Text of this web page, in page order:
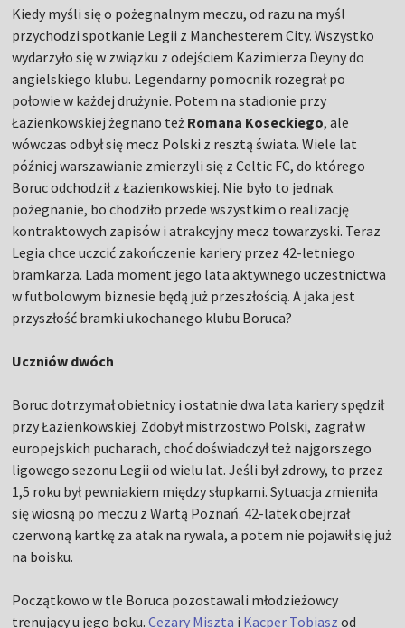
Kiedy myśli się o pożegnalnym meczu, od razu na myśl
przychodzi spotkanie Legii z Manchesterem City. Wszystko
wydarzyło się w związku z odejściem Kazimierza Deyny do
angielskiego klubu. Legendarny pomocnik rozegrał po
połowie w każdej drużynie. Potem na stadionie przy
Łazienkowskiej żegnano też Romana Koseckiego, ale
wówczas odbył się mecz Polski z resztą świata. Wiele lat
później warszawianie zmierzyli się z Celtic FC, do którego
Boruc odchodził z Łazienkowskiej. Nie było to jednak
pożegnanie, bo chodziło przede wszystkim o realizację
kontraktowych zapisów i atrakcyjny mecz towarzyski. Teraz
Legia chce uczcić zakończenie kariery przez 42-letniego
bramkarza. Lada moment jego lata aktywnego uczestnictwa
w futbolowym biznesie będą już przeszłością. A jaka jest
przyszłość bramki ukochanego klubu Boruca?
Uczniów dwóch
Boruc dotrzymał obietnicy i ostatnie dwa lata kariery spędził
przy Łazienkowskiej. Zdobył mistrzostwo Polski, zagrał w
europejskich pucharach, choć doświadczył też najgorszego
ligowego sezonu Legii od wielu lat. Jeśli był zdrowy, to przez
1,5 roku był pewniakiem między słupkami. Sytuacja zmieniła
się wiosną po meczu z Wartą Poznań. 42-latek obejrzał
czerwoną kartkę za atak na rywala, a potem nie pojawił się już
na boisku.
Początkowo w tle Boruca pozostawali młodzieżowcy
trenujący u jego boku.Cezary Miszta i Kacper Tobiasz od